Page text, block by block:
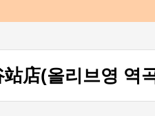
店(올리브영 역